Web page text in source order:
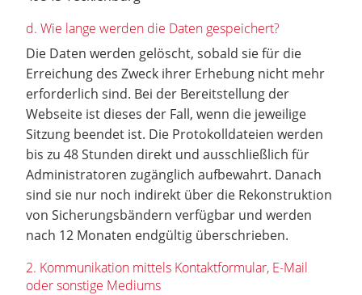
d. Wie lange werden die Daten gespeichert?
Die Daten werden gelöscht, sobald sie für die
Erreichung des Zweck ihrer Erhebung nicht mehr
erforderlich sind. Bei der Bereitstellung der
Webseite ist dieses der Fall, wenn die jeweilige
Sitzung beendet ist. Die Protokolldateien werden
bis zu 48 Stunden direkt und ausschließlich für
Administratoren zugänglich aufbewahrt. Danach
sind sie nur noch indirekt über die Rekonstruktion
von Sicherungsbändern verfügbar und werden
nach 12 Monaten endgültig überschrieben.
2. Kommunikation mittels Kontaktformular, E-Mail
oder sonstige Mediums